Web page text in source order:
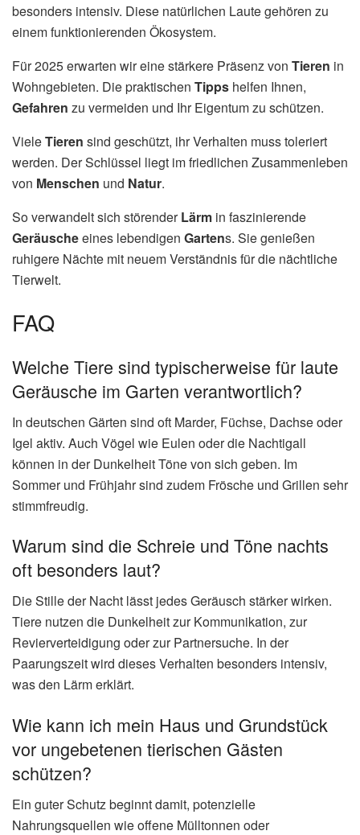
besonders intensiv. Diese natürlichen Laute gehören zu
einem funktionierenden Ökosystem.
Für 2025 erwarten wir eine stärkere Präsenz von Tieren in
Wohngebieten. Die praktischen Tipps helfen Ihnen,
Gefahren zu vermeiden und Ihr Eigentum zu schützen.
VieleTieren sind geschützt, ihr Verhalten muss toleriert
werden. Der Schlüssel liegt im friedlichen Zusammenleben
von Menschen und Natur.
So verwandelt sich störenderLärm in faszinierende
Geräuscheeines lebendigen Gartens. Sie genießen
ruhigere Nächte mit neuem Verständnis für die nächtliche
Tierwelt.
FAQ
Welche Tiere sind typischerweise für laute
Geräusche im Garten verantwortlich?
In deutschen Gärten sind oft Marder, Füchse, Dachse oder
Igel aktiv. Auch Vögel wie Eulen oder die Nachtigall
können in der Dunkelheit Töne von sich geben. Im
Sommer und Frühjahr sind zudem Frösche und Grillen sehr
stimmfreudig.
Warum sind die Schreie und Töne nachts
oft besonders laut?
Die Stille der Nacht lässt jedes Geräusch stärker wirken.
Tiere nutzen die Dunkelheit zur Kommunikation, zur
Revierverteidigung oder zur Partnersuche. In der
Paarungszeit wird dieses Verhalten besonders intensiv,
was den Lärm erklärt.
Wie kann ich mein Haus und Grundstück
vor ungebetenen tierischen Gästen
schützen?
Ein guter Schutz beginnt damit, potenzielle
Nahrungsquellen wie offene Mülltonnen oder